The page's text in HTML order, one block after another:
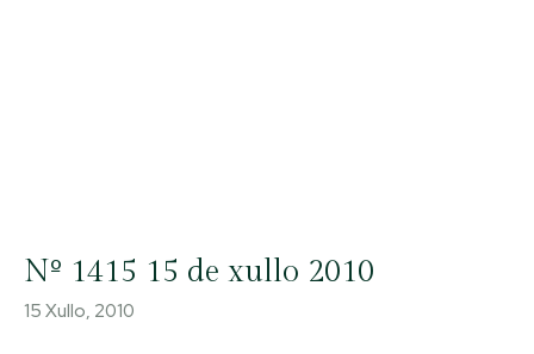
Nº 1415 15 de xullo 2010
15 Xullo, 2010